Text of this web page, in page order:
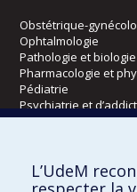
Obstétrique-
Ophtalmologie
Pathologie et
Pharmacologie et
Pédiatrie
Psychiatrie et
Radiologie, radio-
Écoles
L’UdeM